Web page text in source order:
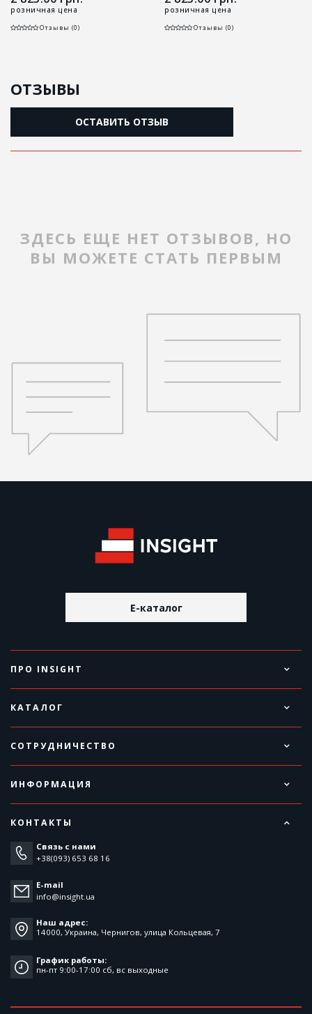
розничная цена
Отзывы (0)
розничная цена
Отзывы (0)
ОТЗЫВЫ
ОСТАВИТЬ ОТЗЫВ
ЗДЕСЬ ЕЩЕ НЕТ ОТЗЫВОВ, НО
ВЫ МОЖЕТЕ СТАТЬ ПЕРВЫМ
E-каталог
ПРО INSIGHT
КАТАЛОГ
СОТРУДНИЧЕСТВО
ИНФОРМАЦИЯ
КОНТАКТЫ
Связь с нами
+38(093) 653 68 16
E-mail
info@insight.ua
Наш адрес:
14000, Украина, Чернигов, улица Кольцевая, 7
График работы:
пн-пт 9:00-17:00 cб, вс выходные